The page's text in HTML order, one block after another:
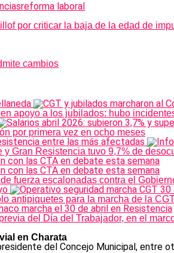
reforma laboral
por criticar la baja de la edad de
cambios
apoyo a los jubilados: hubo
por primera vez en ocho meses
Gran Resistencia tuvo 9,7% de
fuerza escalonadas contra el
antipiquetes para la marcha de la
del Día del Trabajador, en el
en Charata
del Concejo Municipal, entre